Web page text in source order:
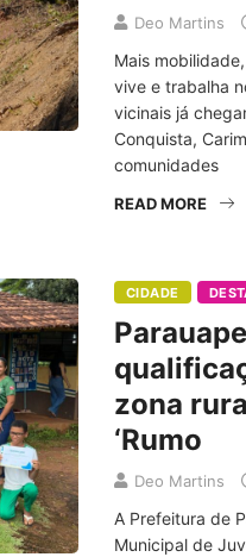
Deo Martins
Mais
vive e trabalha
vicinais já
Conquista,
comunidades
READ MORE
CIDADE
zona
‘Rumo
Deo Martins
A Prefeitura de
Municipal de